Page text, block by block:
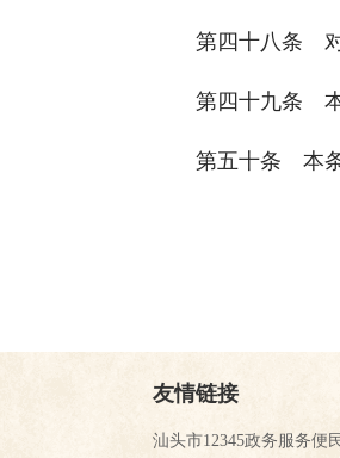
第四十八条 对
第四十九条 本
第五十条 本条
友情链接
汕头市12345政务服务便